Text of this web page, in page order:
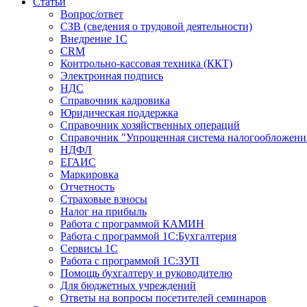
Вопрос/ответ
СЗВ (сведения о трудовой деятельности)
Внедрение 1С
CRM
Контрольно-кассовая техника (ККТ)
Электронная подпись
НДС
Справочник кадровика
Юридическая поддержка
Справочник хозяйственных операций
Справочник "Упрощенная система
НДФЛ
ЕГАИС
Маркировка
Отчетность
Страховые взносы
Налог на прибыль
Работа с программой КАМИН
Работа с программой 1С:Бухгалтерия
Сервисы 1С
Работа с программой 1С:ЗУП
Помощь бухгалтеру и руководителю
Для бюджетных учреждений
Ответы на вопросы посетителей семинаров